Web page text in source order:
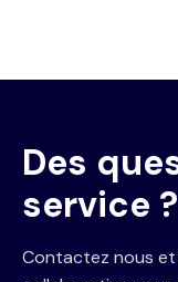
Des
service
Contactez nous